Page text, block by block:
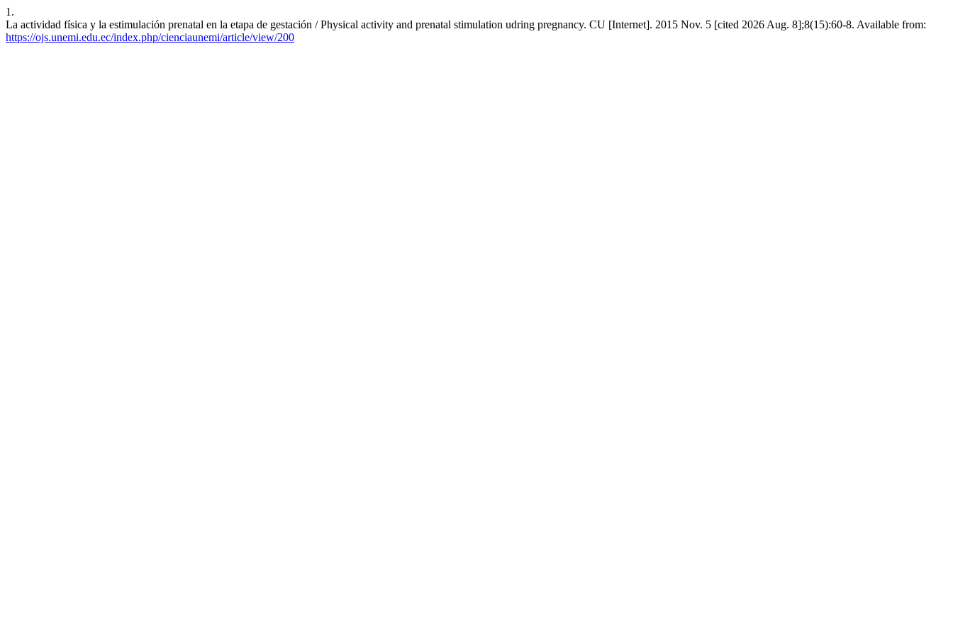
1.
La actividad física y la estimulación prenatal en la etapa de gestación / Physical activity and prenatal stimulation udring pregnancy. CU [Internet]. 2015 Nov. 5 [cited 2026 Aug. 8];8(15):60-8. Available from:
https://ojs.unemi.edu.ec/index.php/cienciaunemi/article/view/200